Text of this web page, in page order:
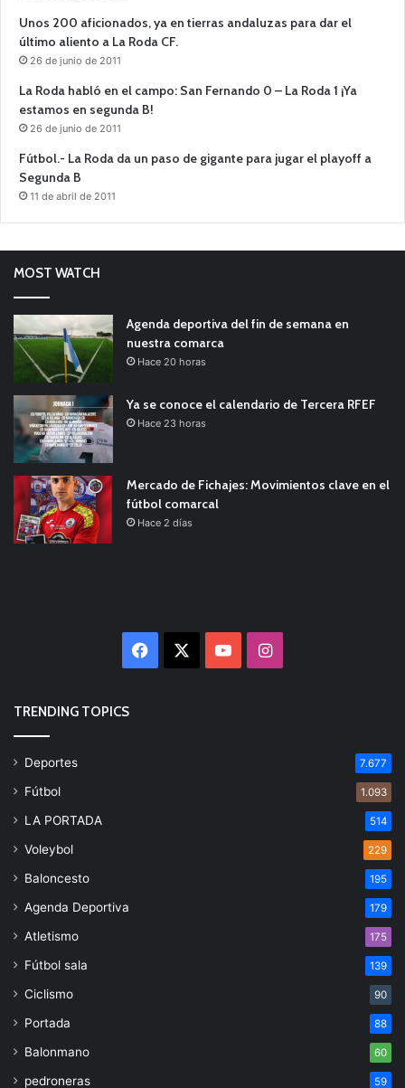
Unos 200 aficionados, ya en tierras andaluzas para dar el
último aliento a La Roda CF.
26 de junio de 2011
La Roda habló en el campo: San Fernando 0 – La Roda 1 ¡Ya
estamos en segunda B!
26 de junio de 2011
Fútbol.- La Roda da un paso de gigante para jugar el playoff a
Segunda B
11 de abril de 2011
MOST WATCH
Agenda deportiva del fin de semana en
nuestra comarca
Hace 20 horas
Ya se conoce el calendario de Tercera RFEF
Hace 23 horas
Mercado de Fichajes: Movimientos clave en el
fútbol comarcal
Hace 2 días
Facebook YouTubeInstagram
TRENDING TOPICS
Deportes 7.677
Fútbol 1.093
LA PORTADA 514
Voleybol 229
Baloncesto 195
Agenda Deportiva 179
Atletismo 175
Fútbol sala 139
Ciclismo 90
Portada 88
Balonmano 60
pedroneras 59